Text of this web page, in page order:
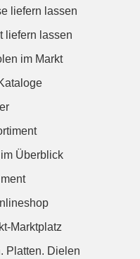
liefern lassen
liefern lassen
im Markt
Überblick
Marktplatz
Platten. Dielen